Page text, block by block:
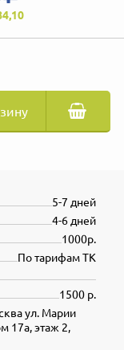
5-7 дней
4-6 дней
1000р.
По тарифам ТК
1500 р.
ул. Марии
17а, этаж 2,